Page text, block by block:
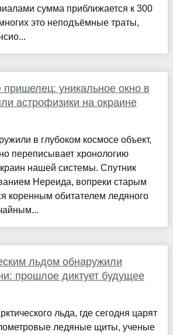
сумма приближается к 300
это неподъёмные траты,
уникальное окно в
астрофизики на окраине
в глубоком космосе объект,
переписывает хронологию
нашей системы. Спутник
Нереида, вопреки старым
коренным обитателем ледяного
льдом обнаружили
прошлое диктует будущее
льда, где сегодня царят
ледяные щиты, ученые